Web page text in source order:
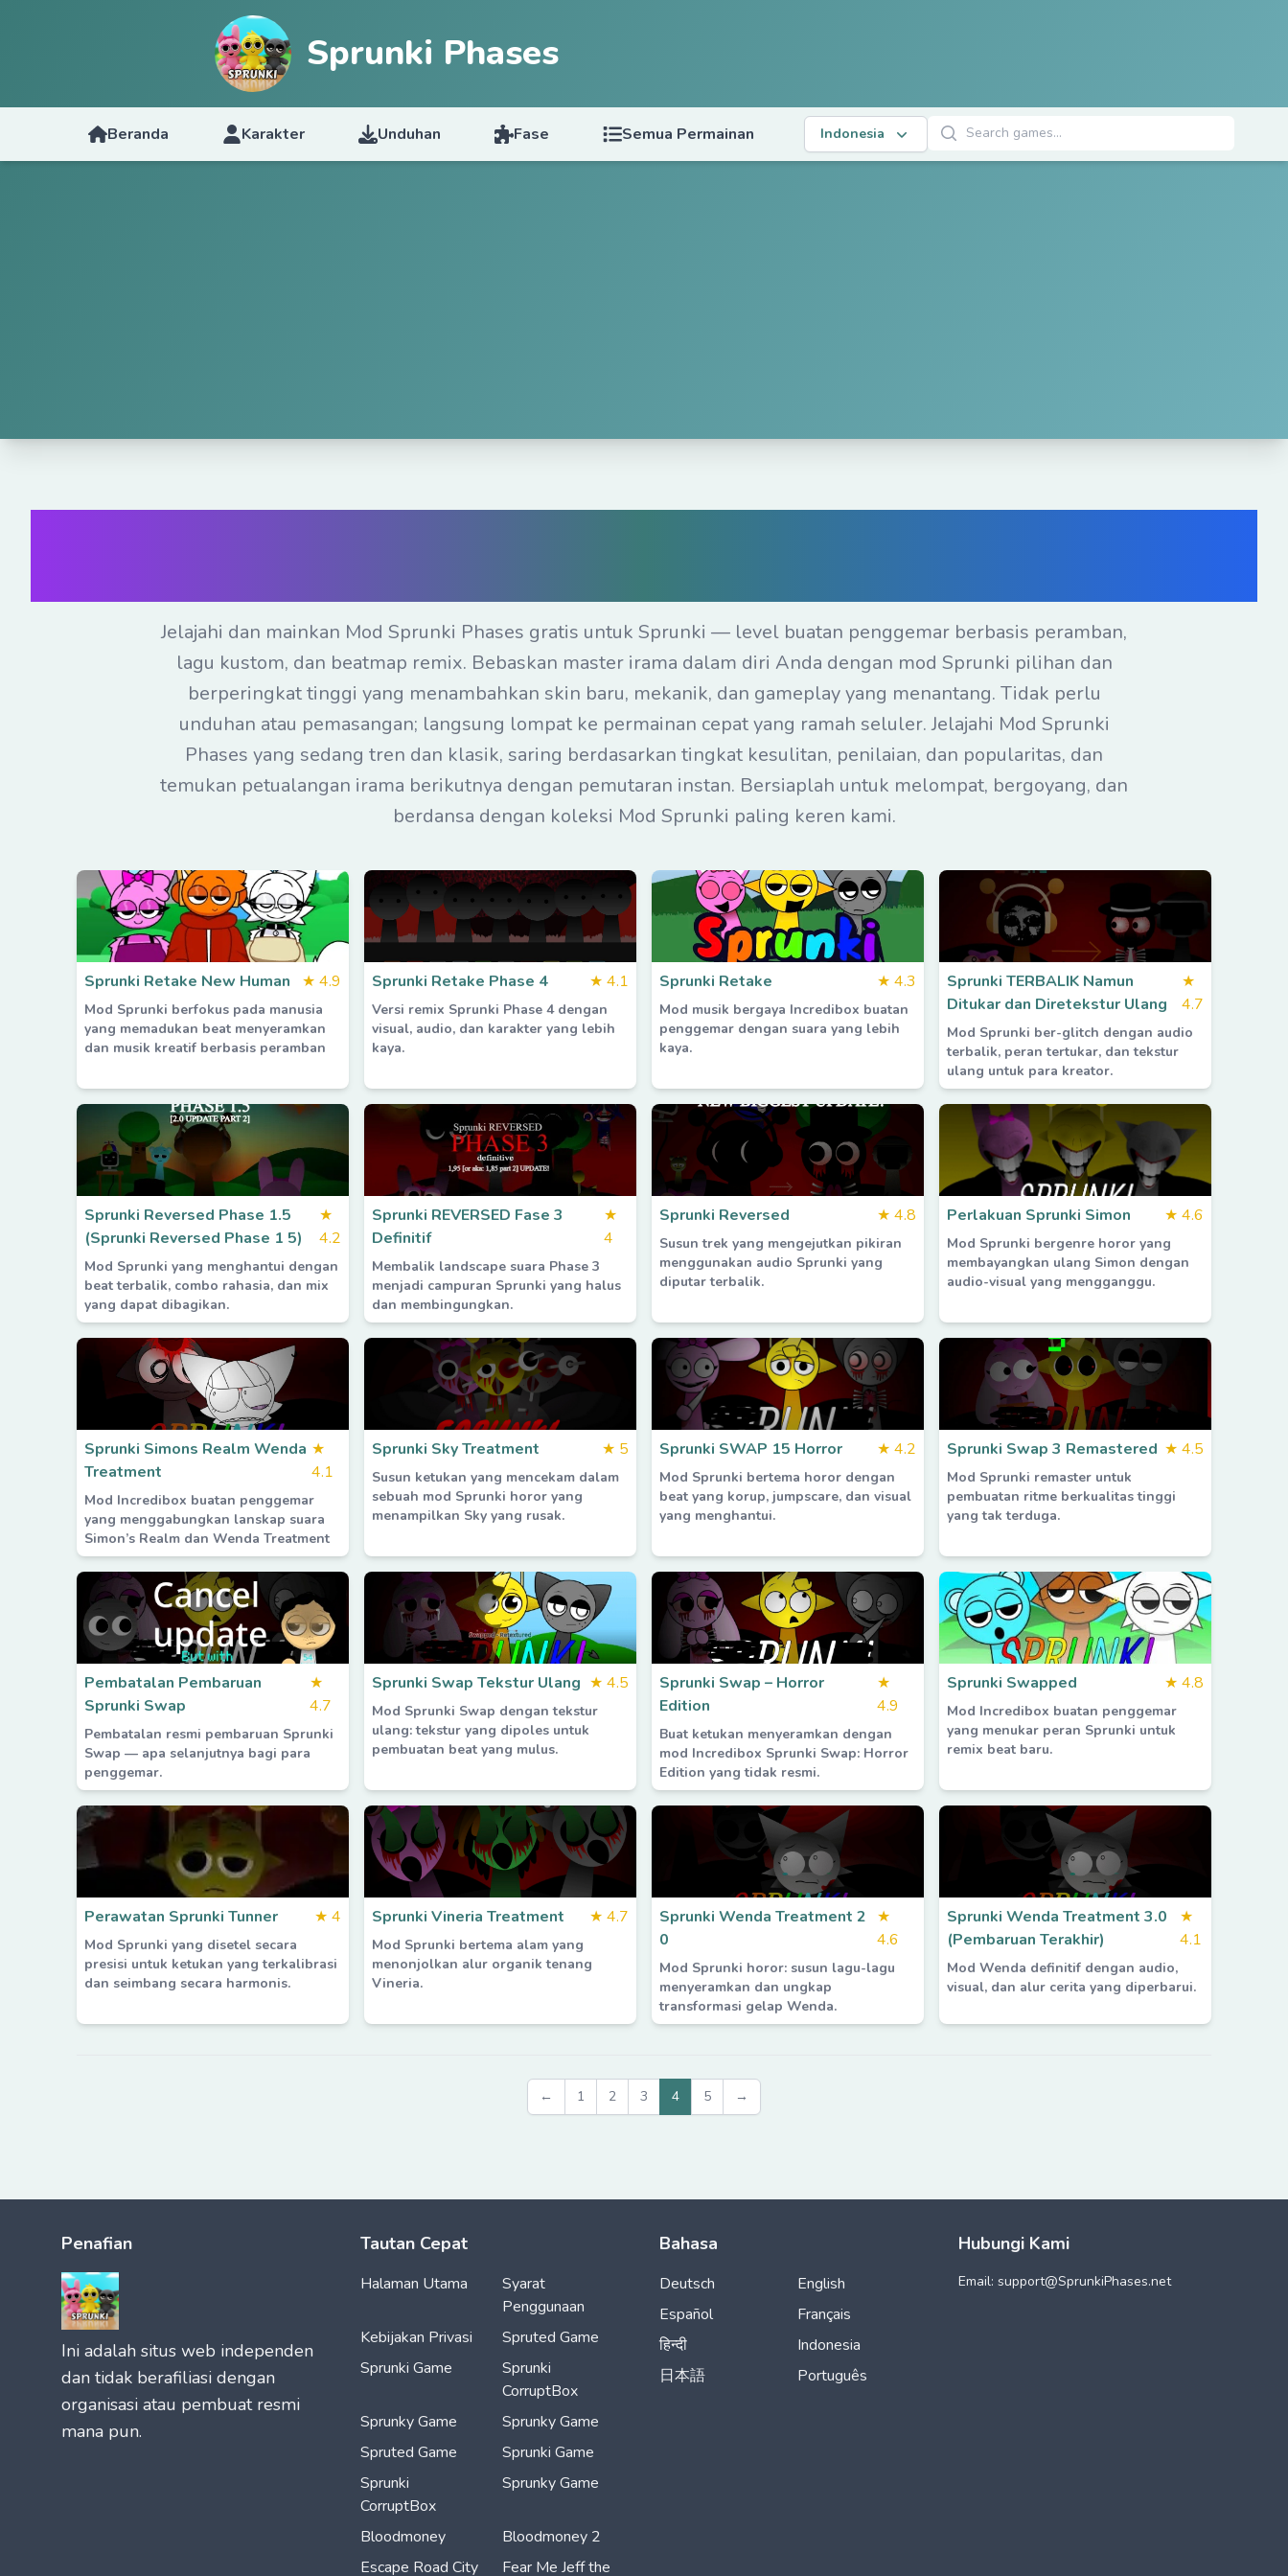
Sprunki Phases
Beranda Karakter Unduhan Fase Semua Permainan Indonesia Cari Permainan
Jelajahi dan mainkan Mod Sprunki Phases gratis untuk Sprunki — level buatan penggemar berbasis peramban,
lagu kustom, dan beatmap remix. Bebaskan master irama dalam diri Anda dengan mod Sprunki pilihan dan
berperingkat tinggi yang menambahkan skin baru, mekanik, dan gameplay yang menantang. Tidak perlu
unduhan atau pemasangan; langsung lompat ke permainan cepat yang ramah seluler. Jelajahi Mod Sprunki
Phases yang sedang tren dan klasik, saring berdasarkan tingkat kesulitan, penilaian, dan popularitas, dan
temukan petualangan irama berikutnya dengan pemutaran instan. Bersiaplah untuk melompat, bergoyang, dan
berdansa dengan koleksi Mod Sprunki paling keren kami.
Sprunki Retake New Human ★ 4.9
Mod Sprunki berfokus pada manusia
yang memadukan beat menyeramkan
dan musik kreatif berbasis peramban
Sprunki Retake Phase 4 ★ 4.1
Versi remix Sprunki Phase 4 dengan
visual, audio, dan karakter yang lebih
kaya.
Sprunki Retake ★ 4.3
Mod musik bergaya Incredibox buatan
penggemar dengan suara yang lebih
kaya.
Sprunki TERBALIK Namun
Ditukar dan Diretekstur Ulang
★
4.7
Mod Sprunki ber-glitch dengan audio
terbalik, peran tertukar, dan tekstur
ulang untuk para kreator.
Sprunki Reversed Phase 1.5
(Sprunki Reversed Phase 1 5)
★
4.2
Mod Sprunki yang menghantui dengan
beat terbalik, combo rahasia, dan mix
yang dapat dibagikan.
Sprunki REVERSED Fase 3
Definitif
★
4
Membalik landscape suara Phase 3
menjadi campuran Sprunki yang halus
dan membingungkan.
Sprunki Reversed ★ 4.8
Susun trek yang mengejutkan pikiran
menggunakan audio Sprunki yang
diputar terbalik.
Perlakuan Sprunki Simon ★ 4.6
Mod Sprunki bergenre horor yang
membayangkan ulang Simon dengan
audio-visual yang mengganggu.
Sprunki Simons Realm Wenda
Treatment
★
4.1
Mod Incredibox buatan penggemar
yang menggabungkan lanskap suara
Simon’s Realm dan Wenda Treatment
Sprunki Sky Treatment ★ 5
Susun ketukan yang mencekam dalam
sebuah mod Sprunki horor yang
menampilkan Sky yang rusak.
Sprunki SWAP 15 Horror ★ 4.2
Mod Sprunki bertema horor dengan
beat yang korup, jumpscare, dan visual
yang menghantui.
Sprunki Swap 3 Remastered ★ 4.5
Mod Sprunki remaster untuk
pembuatan ritme berkualitas tinggi
yang tak terduga.
Pembatalan Pembaruan
Sprunki Swap
★
4.7
Pembatalan resmi pembaruan Sprunki
Swap — apa selanjutnya bagi para
penggemar.
Sprunki Swap Tekstur Ulang ★ 4.5
Mod Sprunki Swap dengan tekstur
ulang: tekstur yang dipoles untuk
pembuatan beat yang mulus.
Sprunki Swap – Horror
Edition
★
4.9
Buat ketukan menyeramkan dengan
mod Incredibox Sprunki Swap: Horror
Edition yang tidak resmi.
Sprunki Swapped ★ 4.8
Mod Incredibox buatan penggemar
yang menukar peran Sprunki untuk
remix beat baru.
Perawatan Sprunki Tunner ★ 4
Mod Sprunki yang disetel secara
presisi untuk ketukan yang terkalibrasi
dan seimbang secara harmonis.
Sprunki Vineria Treatment ★ 4.7
Mod Sprunki bertema alam yang
menonjolkan alur organik tenang
Vineria.
Sprunki Wenda Treatment 2
0
★
4.6
Mod Sprunki horor: susun lagu-lagu
menyeramkan dan ungkap
transformasi gelap Wenda.
Sprunki Wenda Treatment 3.0
(Pembaruan Terakhir)
★
4.1
Mod Wenda definitif dengan audio,
visual, dan alur cerita yang diperbarui.
← 1 2 3 4 5 →
Penafian
Ini adalah situs web independen
dan tidak berafiliasi dengan
organisasi atau pembuat resmi
mana pun.
Tautan Cepat
Halaman Utama
Syarat
Penggunaan
Kebijakan Privasi
Spruted Game
Sprunki Game
Sprunki
CorruptBox
Sprunky Game
Sprunky Game
Spruted Game
Sprunki Game
Sprunki
CorruptBox
Sprunky Game
Bloodmoney
Bloodmoney 2
Escape Road City
Fear Me Jeff the
Bahasa
Deutsch
English
Español
Français
हिन्दी
Indonesia
日本語
Português
Hubungi Kami
Email: support@SprunkiPhases.net